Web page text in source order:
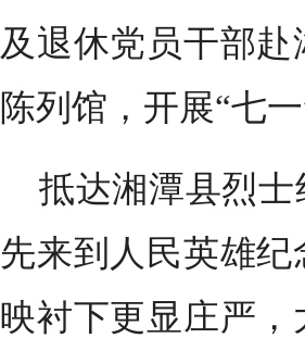
及退休党员干部
陈列馆，开展“七
抵达湘潭县烈
先来到人民英雄
映衬下更显庄严